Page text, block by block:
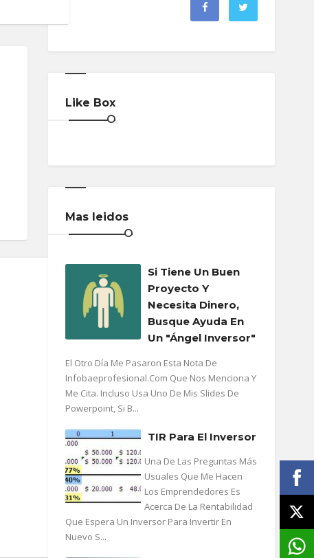
Like Box
Mas leidos
Si Tiene Un Buen
Proyecto Y
Necesita Dinero,
Busque Ayuda En
Un "ángel Inversor"
El Otro Día Me Pasaron Esta Nota De
Infobaeprofesional.com Que Nos Menciona Y
Me Cita. Incluso Usa Uno De Mis Slides De
Powerpoint, Si B...
TIR Para El Inversor
Una De Las Preguntas Más
Usuales Que Me Hacen
Los Emprendedores Es
Acerca De La Rentabilidad
Que Espera Un Inversor Para Invertir En
Nuevo S...